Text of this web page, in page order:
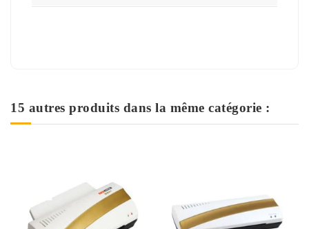
15 autres produits dans la même catégorie :